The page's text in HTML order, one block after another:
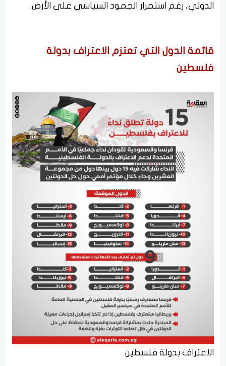
الدولي، رغم استمرار الجمود السياسي على الأرض.
قائمة الدول التي تعتزم الاعتراف بدولة
فلسطين
الاعتراف بدولة فلسطين